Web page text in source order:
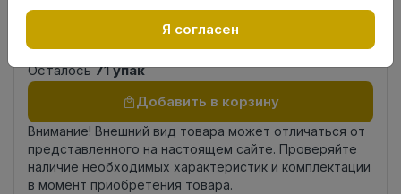
Страна
Осталось71 упак
Добавить в корзину
Внимание! Внешний вид товара может отличаться от
представленного на настоящем сайте. Проверяйте
наличие необходимых характеристик и комплектации
в момент приобретения товара.
Я согласен